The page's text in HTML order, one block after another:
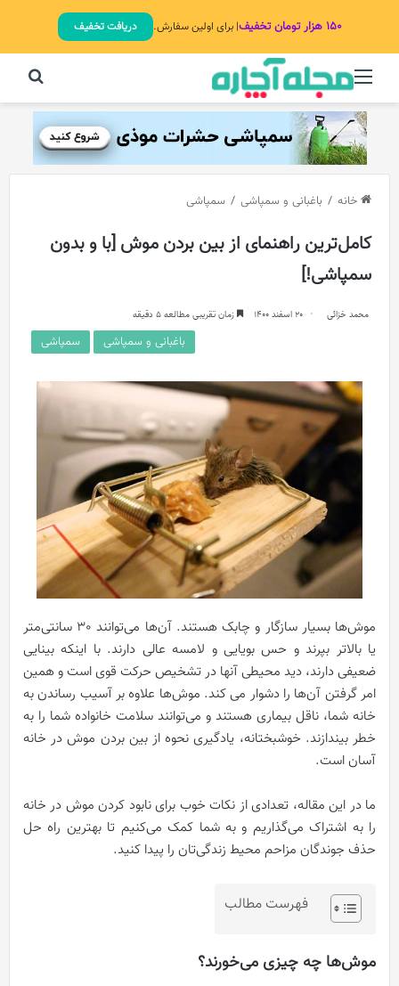
۱۵۰ هزار تومان تخفیف | برای اولین سفارش. دریافت تخفیف
منو
خانه / باغبانی و سمپاشی / سمپاشی
کامل‌ترین راهنمای از بین بردن موش [با و بدون
سمپاشی!]
محمد خزائی 20 اسفند 1400 زمان تقریبی مطالعه 5 دقیقه
باغبانی و سمپاشی سمپاشی
موش‌ها بسیار سازگار و چابک هستند. آن‌ها می‌توانند 30 سانتی‌متر
یا بالاتر بپرند و حس بویایی و لامسه عالی دارند. با اینکه بینایی
ضعیفی دارند، دید محیطی آنها در تشخیص حرکت قوی است و همین
امر گرفتن آن‌ها را دشوار می کند. موش‌ها علاوه بر آسیب رساندن به
خانه شما، ناقل بیماری هستند و می‌توانند سلامت خانواده شما را به
خطر بیندازند. خوشبختانه، یادگیری نحوه از بین بردن موش در خانه
آسان است.
ما در این مقاله، تعدادی از نکات خوب برای نابود کردن موش در خانه
را به اشتراک می‌گذاریم و به شما کمک می‌کنیم تا بهترین راه حل
حذف جوندگان مزاحم محیط زندگی‌تان را پیدا کنید.
فهرست مطالب
موش‌ها چه چیزی می‌خورند؟